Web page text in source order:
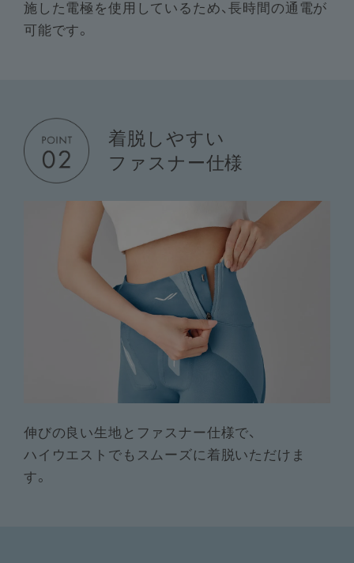
施した電極を使用しているため、長時間の通電が
可能です。
着脱しやすい
ファスナー仕様
伸びの良い生地とファスナー仕様で、
ハイウエストでもスムーズに着脱いただけま
す。